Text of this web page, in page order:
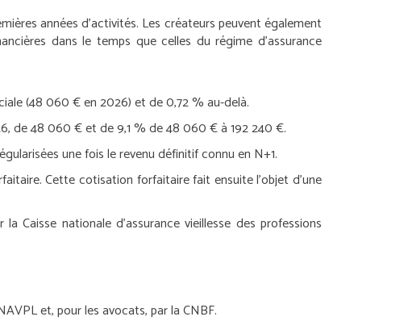
années d’activités. Les créateurs peuvent également
dans le temps que celles du régime d’assurance
(48 060 € en 2026) et de 0,72 % au-delà.
de 48 060 € et de 9,1 % de 48 060 € à 192 240 €.
une fois le revenu définitif connu en N+1.
Cette cotisation forfaitaire fait ensuite l’objet d’une
Caisse nationale d’assurance vieillesse des professions
et, pour les avocats, par la CNBF.